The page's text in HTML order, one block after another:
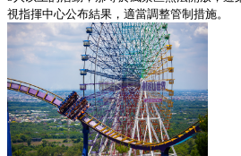
視指揮中心公布結果，適當調整管制措施。